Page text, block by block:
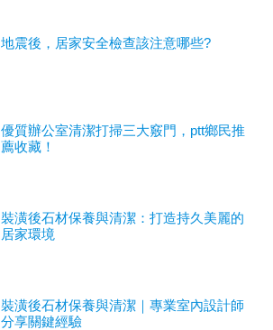
地震後，居家安全檢查該注意哪些?
優質辦公室清潔打掃三大竅門，ptt鄉民推
薦收藏！
裝潢後石材保養與清潔：打造持久美麗的
居家環境
裝潢後石材保養與清潔｜專業室內設計師
分享關鍵經驗